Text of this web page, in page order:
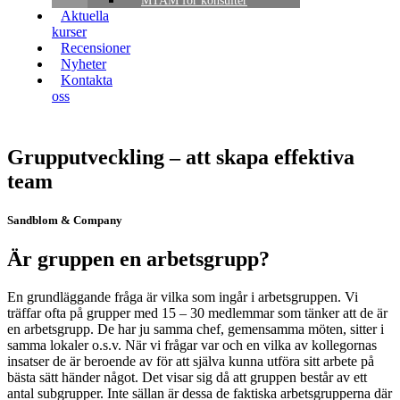
Aktuella
kurser
Recensioner
Nyheter
Kontakta
oss
Grupputveckling – att skapa effektiva
team
Sandblom & Company
Är gruppen en arbetsgrupp?
En grundläggande fråga är vilka som ingår i arbetsgruppen. Vi
träffar ofta på grupper med 15 – 30 medlemmar som tänker att de är
en arbetsgrupp. De har ju samma chef, gemensamma möten, sitter i
samma lokaler o.s.v. När vi frågar var och en vilka av kollegornas
insatser de är beroende av för att själva kunna utföra sitt arbete på
bästa sätt händer något. Det visar sig då att gruppen består av ett
antal subgrupper. Inte sällan är dessa de faktiska arbetsgrupperna där